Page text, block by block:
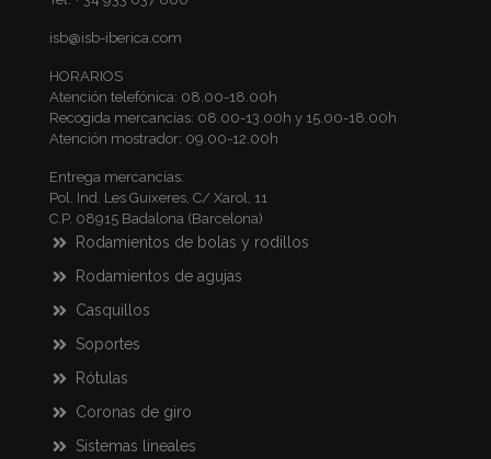
isb@isb-iberica.com
HORARIOS
Atención telefónica: 08.00-18.00h
Recogida mercancías: 08.00-13.00h y 15.00-18.00h
Atención mostrador: 09.00-12.00h
Entrega mercancías:
Pol. Ind. Les Guixeres, C/ Xarol, 11
C.P. 08915 Badalona (Barcelona)
Rodamientos de bolas y rodillos
Rodamientos de agujas
Casquillos
Soportes
Rótulas
Coronas de giro
Sistemas lineales